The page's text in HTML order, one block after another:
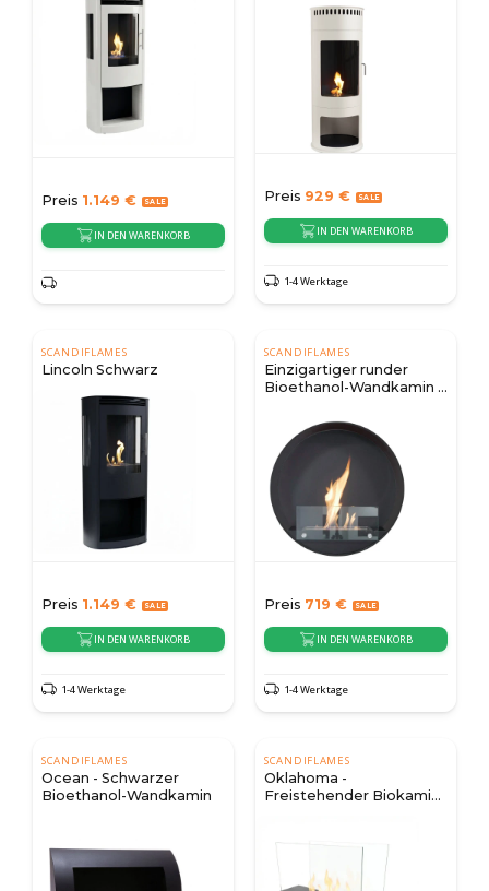
Preis 1.149 €
IN DEN WARENKORB
Preis 929 €
IN DEN WARENKORB
1-4 Werktage
SCANDIFLAMES
Lincoln Schwarz
Preis 1.149 €
IN DEN WARENKORB
1-4 Werktage
SCANDIFLAMES
Einzigartiger runder
Bioethanol-Wandkamin -
Preis 719 €
IN DEN WARENKORB
1-4 Werktage
SCANDIFLAMES
Ocean - Schwarzer
Bioethanol-Wandkamin
SCANDIFLAMES
Oklahoma -
Freistehender Biokamin